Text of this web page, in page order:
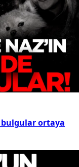
bulgular ortaya